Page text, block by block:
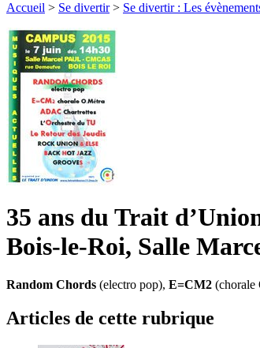
Accueil > Se divertir> Se divertir : Les
35 ans du Trait
Bois-le-Roi, Salle
Random Chords (electro pop), E=CM2 (chorale
Articles de cette rubrique